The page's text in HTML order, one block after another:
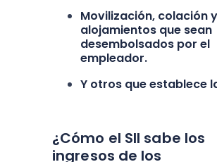
Movilización, colación y
alojamientos que sean
desembolsados por el
empleador.
Y otros que establece
¿Cómo el SII sabe los
ingresos de los